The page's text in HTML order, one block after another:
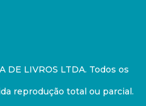
DE LIVROS LTDA. Todos os
reprodução total ou parcial.